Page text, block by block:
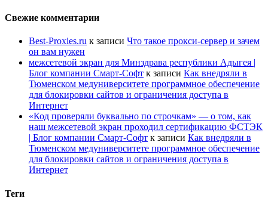
Свежие комментарии
Best-Proxies.ru к записи Что такое прокси-сервер и зачем
он вам нужен
межсетевой экран для Минздрава республики Адыгея |
Блог компании Смарт-Софт к записи Как внедряли в
Тюменском медуниверситете программное обеспечение
для блокировки сайтов и ограничения доступа в
Интернет
«Код проверяли буквально по строчкам» — о том, как
наш межсетевой экран проходил сертификацию ФСТЭК
| Блог компании Смарт-Софт к записи Как внедряли в
Тюменском медуниверситете программное обеспечение
для блокировки сайтов и ограничения доступа в
Интернет
Теги